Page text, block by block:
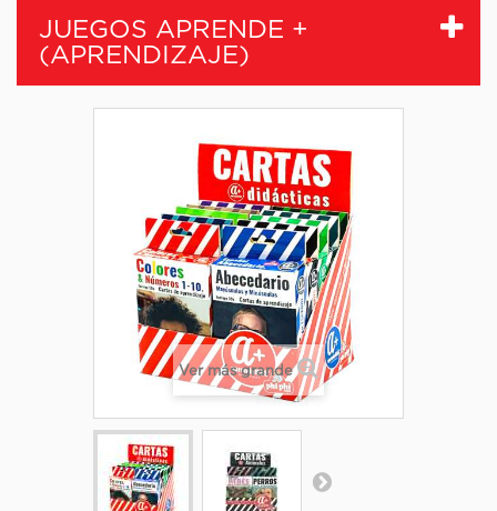
JUEGOS APRENDE +
(APRENDIZAJE)
Ver más grande